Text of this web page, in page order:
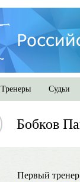
Тренеры Судьи
Бобков
Первый